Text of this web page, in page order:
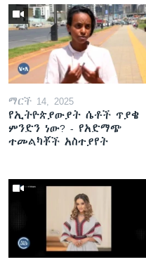
ማርች 14, 2025
የኢትዮጵያውያት ሴቶች ጥያቄ
ምንድን ነው? - የአድማጭ
ተመልካቾች አስተያየት